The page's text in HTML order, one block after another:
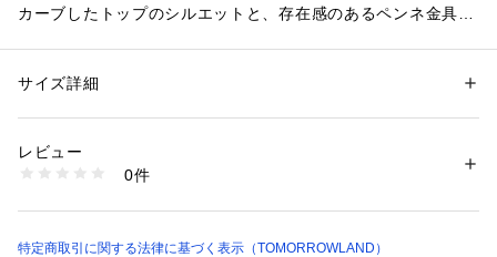
カーブしたトップのシルエットと、存在感のあるペンネ金具が
〈LIFFNER（リフナー）〉
モダンなスカンジナビアデザインとイタリアの伝統的なクラフ
ツマンシップを融合させたコレクションを展開。
ます。
性別：レディース
素材：-
商品番号：
26035403003 （ショップ）
サイズ詳細
レビュー
0件
特定商取引に関する法律に基づく表示（TOMORROWLAND）